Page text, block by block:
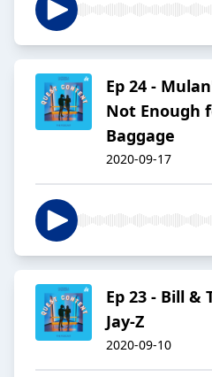
Ep 24 -
Not Enough
Baggage
2020-09-17
Ep 23 - Bill &
Jay-Z
2020-09-10